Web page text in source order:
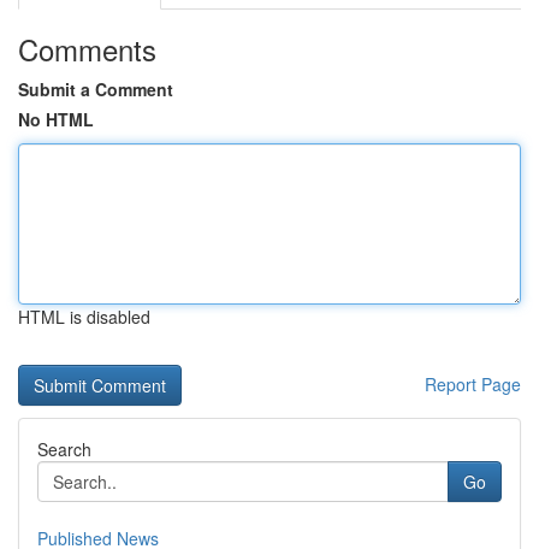
Comments
Submit a Comment
No HTML
HTML is disabled
Report Page
Search
Go
Published News